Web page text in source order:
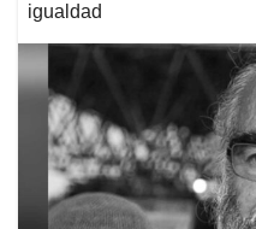
igualdad